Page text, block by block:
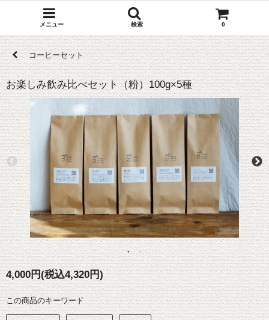
メニュー 検索 0
コーヒーセット
お楽しみ飲み比べセット（粉）100g×5種
4,000円(税込4,320円)
この商品のキーワード